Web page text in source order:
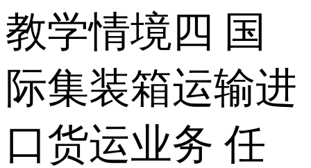
教学情境四 国
际集装箱运输进
口货运业务 任